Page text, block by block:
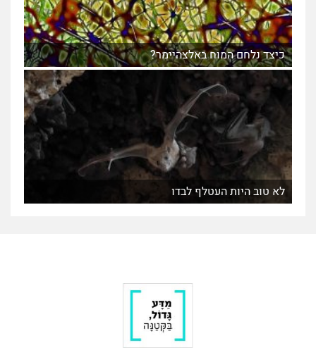
כיצד נלחם המוח באלצהיימר?
לא טוב היות העטלף לבדו